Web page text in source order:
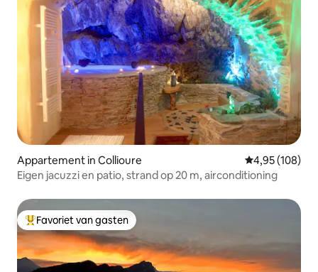
Appartement in Collioure Gemiddelde
4,95 (108)
Eigen jacuzzi en patio, strand op 20 m, airconditioning
Topfavoriet van gasten
Favoriet van gasten